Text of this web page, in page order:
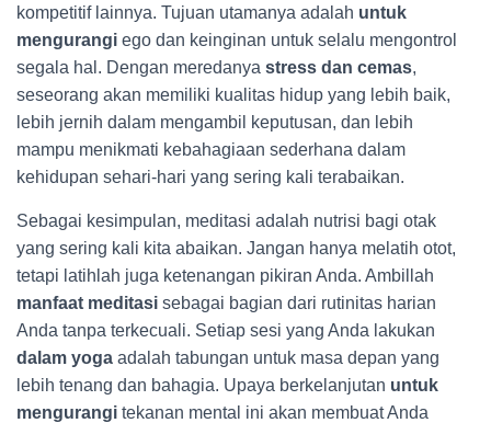
kompetitif lainnya. Tujuan utamanya adalah untuk
mengurangi ego dan keinginan untuk selalu mengontrol
segala hal. Dengan meredanya stress dan cemas,
seseorang akan memiliki kualitas hidup yang lebih baik,
lebih jernih dalam mengambil keputusan, dan lebih
mampu menikmati kebahagiaan sederhana dalam
kehidupan sehari-hari yang sering kali terabaikan.
Sebagai kesimpulan, meditasi adalah nutrisi bagi otak
yang sering kali kita abaikan. Jangan hanya melatih otot,
tetapi latihlah juga ketenangan pikiran Anda. Ambillah
manfaat meditasi sebagai bagian dari rutinitas harian
Anda tanpa terkecuali. Setiap sesi yang Anda lakukan
dalam yoga adalah tabungan untuk masa depan yang
lebih tenang dan bahagia. Upaya berkelanjutan untuk
mengurangi tekanan mental ini akan membuat Anda